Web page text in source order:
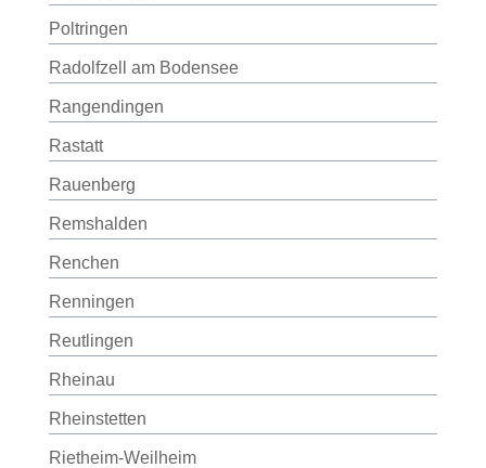
Poltringen
Radolfzell am Bodensee
Rangendingen
Rastatt
Rauenberg
Remshalden
Renchen
Renningen
Reutlingen
Rheinau
Rheinstetten
Rietheim-Weilheim